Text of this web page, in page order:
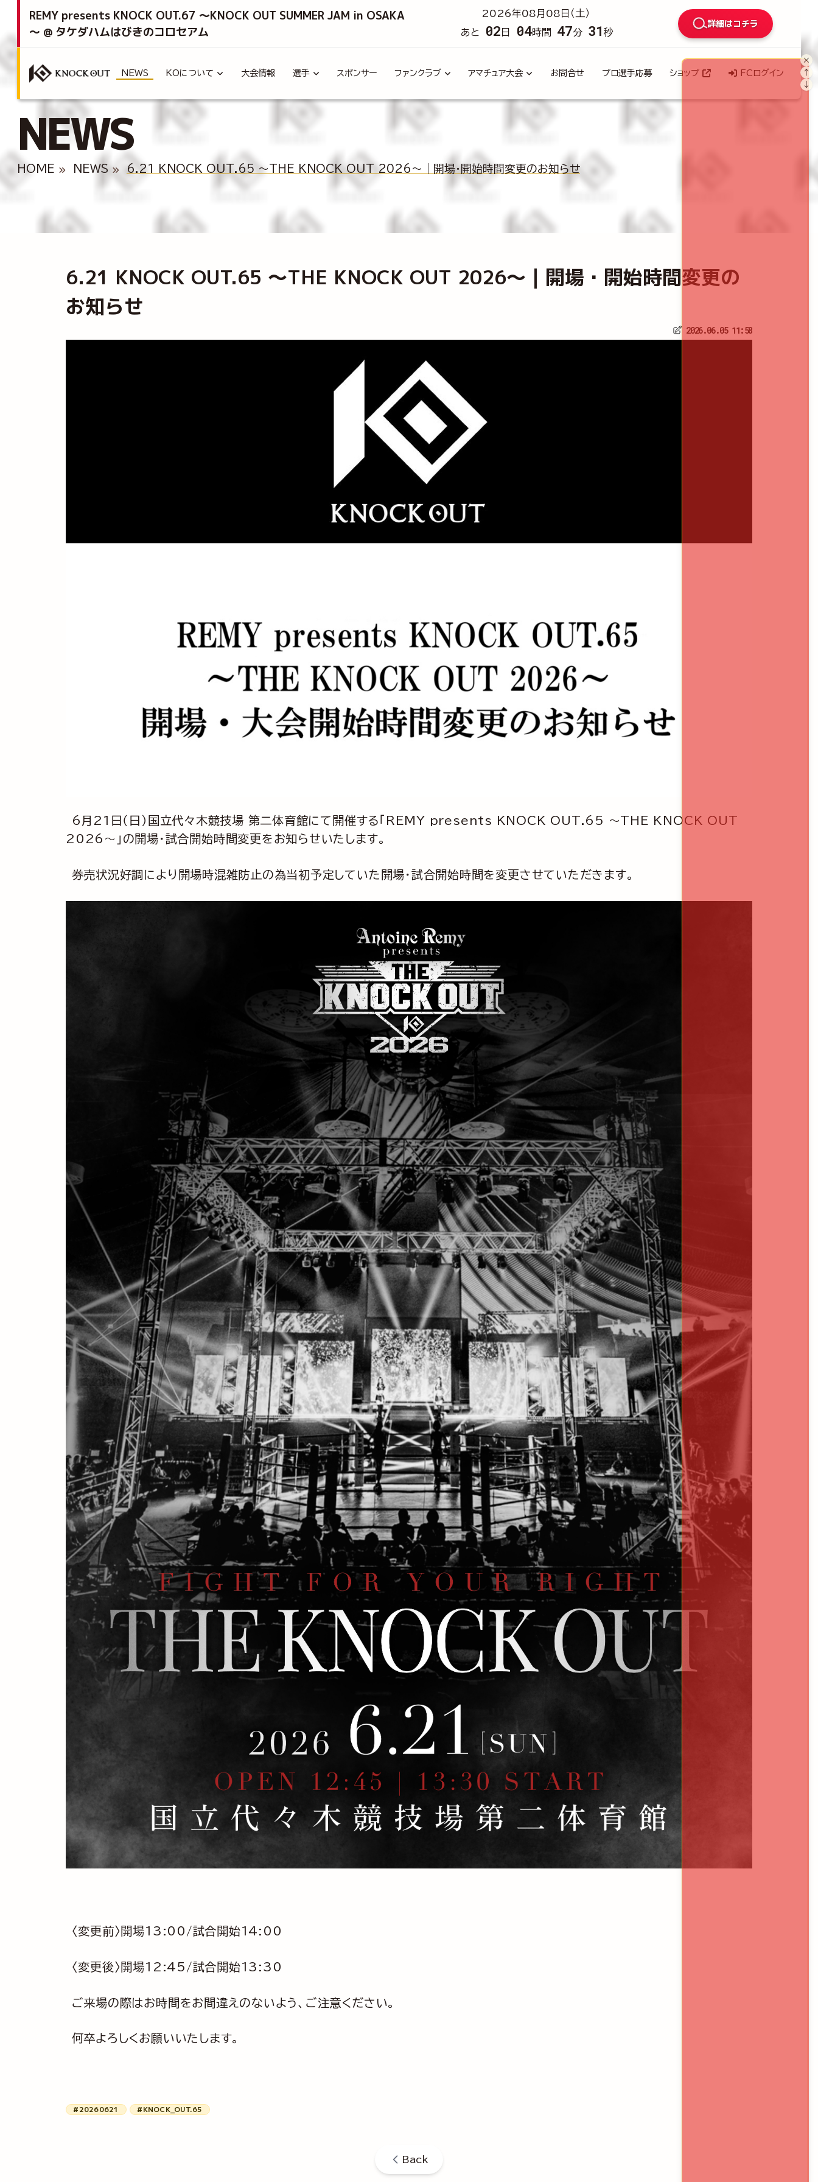
REMY presents KNOCK OUT.67 ～KNOCK OUT SUMMER JAM in OSAKA
～ @ タケダハムはびきのコロセアム
2026年08月08日（土）
あと
02 日 04時間 47分 29 秒
詳細はコチラ
NEWS KOについて 大会情報 選手 スポンサー ファンクラブ アマチュア大会 お問合せ プロ選手応募 ショップ FCログイン
NEWS
HOME NEWS 6.21 KNOCK OUT.65 ～THE KNOCK OUT 2026～｜開場・開始時間変更のお知らせ
6.21 KNOCK OUT.65 ～THE KNOCK OUT 2026～｜開場・開始時間変更の
お知らせ
2026.06.05 11:58
6月21日（日）国立代々木競技場 第二体育館にて開催する「REMY presents KNOCK OUT.65 ～THE KNOCK OUT
2026～」の開場・試合開始時間変更をお知らせいたします。
券売状況好調により開場時混雑防止の為当初予定していた開場・試合開始時間を変更させていただきます。
〈変更前〉開場13:00/試合開始14:00
〈変更後〉開場12:45/試合開始13:30
ご来場の際はお時間をお間違えのないよう、ご注意ください。
何卒よろしくお願いいたします。
#20260621 #KNOCK_OUT.65
Back
×
↑
↓